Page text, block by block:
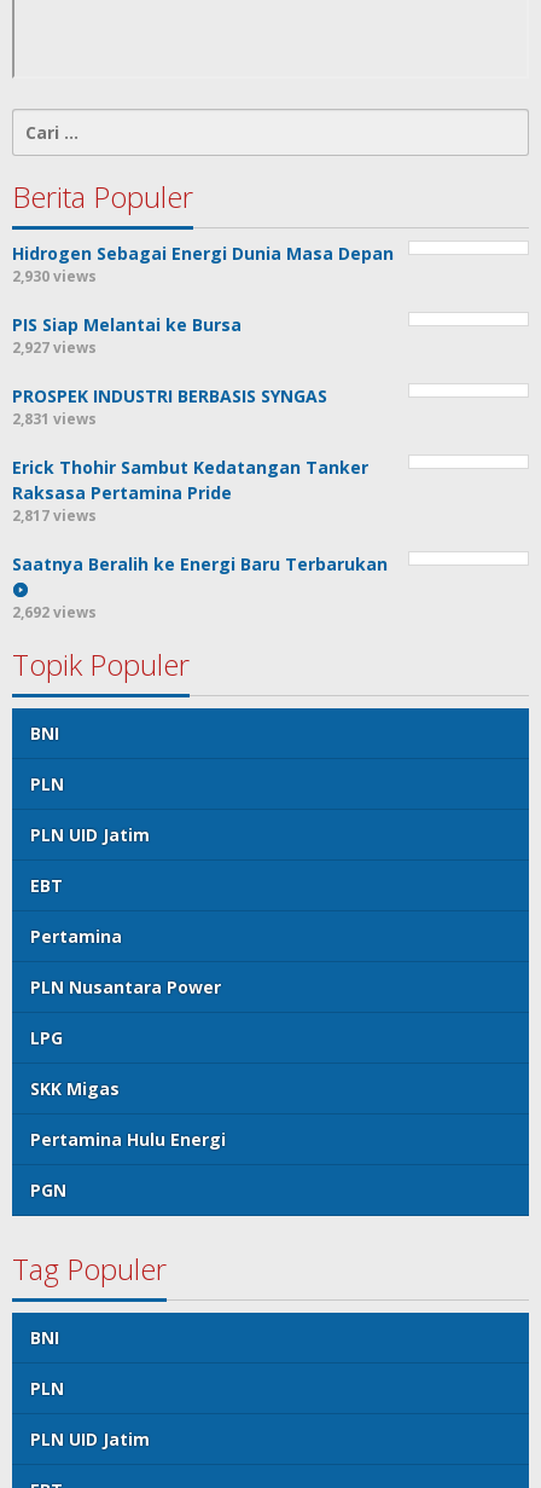
untuk:
Berita Populer
Hidrogen Sebagai Energi Dunia Masa Depan
2,930 views
PIS Siap Melantai ke Bursa
2,927 views
PROSPEK INDUSTRI BERBASIS SYNGAS
2,831 views
Erick Thohir Sambut Kedatangan Tanker
Raksasa Pertamina Pride
2,817 views
Saatnya Beralih ke Energi Baru Terbarukan
2,692 views
Topik Populer
BNI
PLN
PLN UID Jatim
EBT
Pertamina
PLN Nusantara Power
LPG
SKK Migas
Pertamina Hulu Energi
PGN
Tag Populer
BNI
PLN
PLN UID Jatim